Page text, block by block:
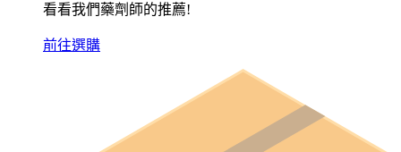
看看我們藥劑師的推薦!
前往選購